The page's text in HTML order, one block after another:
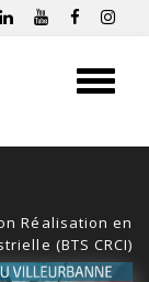
Toggle
Réalisation en
(BTS CRCI)